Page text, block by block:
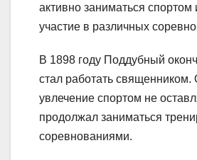
активно заниматься
участие в различных
В 1898 году Поддубный
стал работать священником.
увлечение спортом не
продолжал заниматься
соревнованиями.